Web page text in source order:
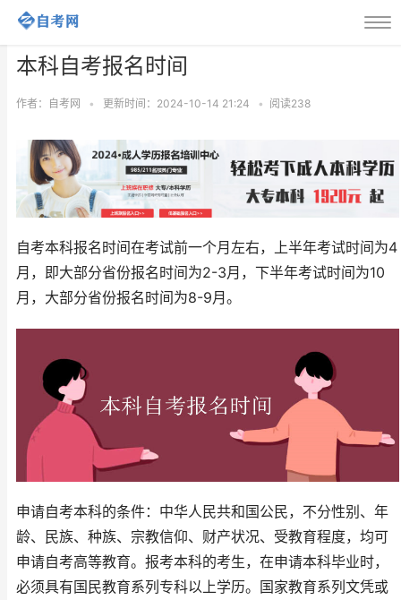
本科自考报名时间
作者：自考网 • 更新时间：2024-10-14 21:24 • 阅读238
自考本科报名时间在考试前一个月左右，上半年考试时间为4
月，即大部分省份报名时间为2-3月，下半年考试时间为10
月，大部分省份报名时间为8-9月。
申请自考本科的条件：中华人民共和国公民，不分性别、年
龄、民族、种族、宗教信仰、财产状况、受教育程度，均可
申请自考高等教育。报考本科的考生，在申请本科毕业时，
必须具有国民教育系列专科以上学历。国家教育系列文凭或